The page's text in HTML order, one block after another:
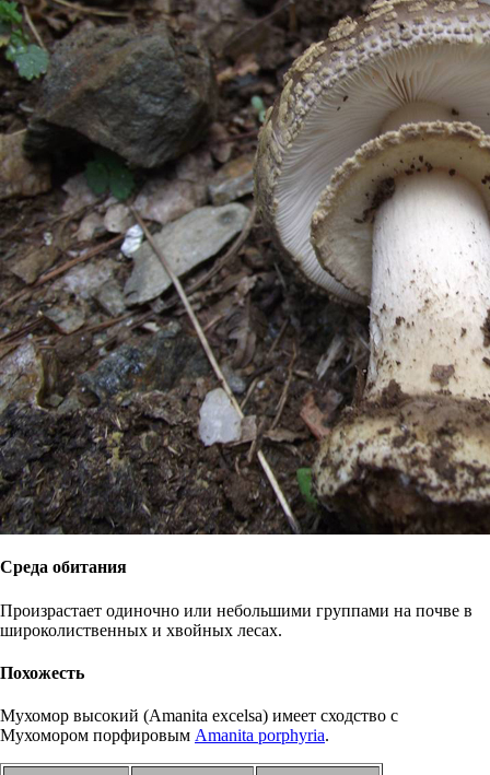
Среда обитания
Произрастает одиночно или небольшими группами на почве в
широколиственных и хвойных лесах.
Похожесть
Мухомор высокий (Amanita excelsa) имеет сходство с
Мухомором порфировым Amanita porphyria.